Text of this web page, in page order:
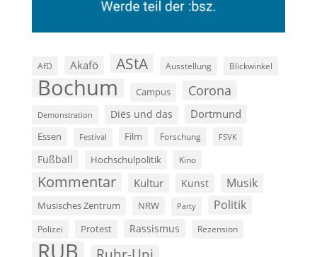
AfD Akafö AStA Ausstellung Blickwinkel
Bochum Campus Corona
Demonstration Diës und das Dortmund
Essen Festival Film Forschung FSVK
Fußball Hochschulpolitik Kino
Kommentar Kultur Kunst Musik
Musisches Zentrum NRW Party Politik
Polizei Protest Rassismus Rezension
RUB